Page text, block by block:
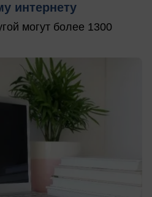
интернету
могут более 1300